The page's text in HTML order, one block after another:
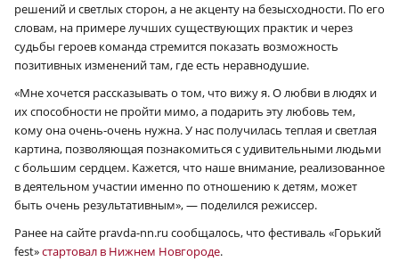
решений и светлых сторон, а не акценту на безысходности. По его
словам, на примере лучших существующих практик и через
судьбы героев команда стремится показать возможность
позитивных изменений там, где есть неравнодушие.
«Мне хочется рассказывать о том, что вижу я. О любви в людях и
их способности не пройти мимо, а подарить эту любовь тем,
кому она очень-очень нужна. У нас получилась теплая и светлая
картина, позволяющая познакомиться с удивительными людьми
с большим сердцем. Кажется, что наше внимание, реализованное
в деятельном участии именно по отношению к детям, может
быть очень результативным», — поделился режиссер.
Ранее на сайте pravda-nn.ru сообщалось, что фестиваль «Горький
fest»стартовал в Нижнем Новгороде.